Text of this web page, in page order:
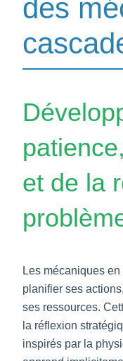
des
et de la
Les mécaniques
planifier ses
ses ressources.
la réflexion
inspirés par la